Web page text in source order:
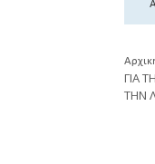
ΓΙΑ
ΤΗΝ